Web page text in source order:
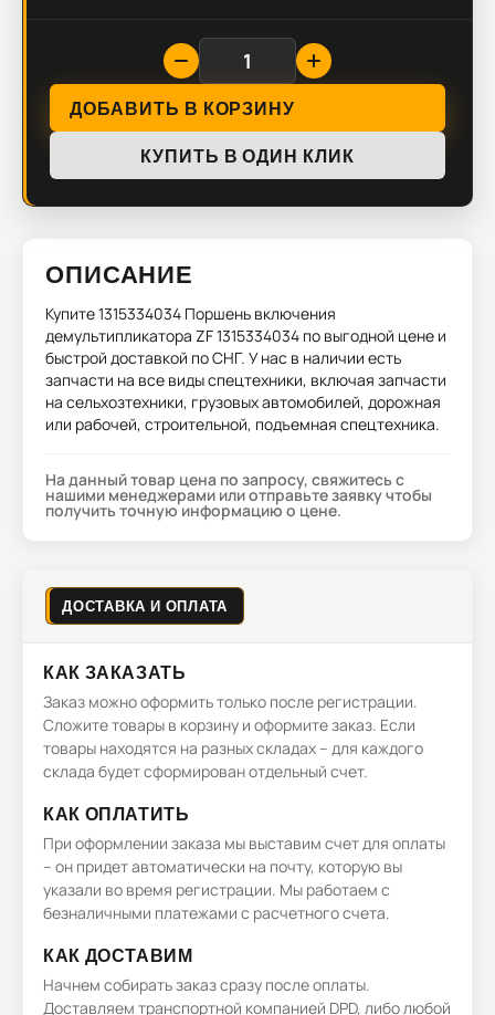
ДОБАВИТЬ В КОРЗИНУ
КУПИТЬ В ОДИН КЛИК
ОПИСАНИЕ
Купите1315334034 Поршень включения
демультипликатора ZF 1315334034 по выгодной цене и
быстрой доставкой по СНГ. У нас в наличии есть
запчасти на все виды спецтехники, включая запчасти
на сельхозтехники, грузовых автомобилей, дорожная
или рабочей, строительной, подъемная спецтехника.
На данный товар цена по запросу, свяжитесь с
нашими менеджерами или отправьте заявку чтобы
получить точную информацию о цене.
ДОСТАВКА И ОПЛАТА
КАК ЗАКАЗАТЬ
Заказ можно оформить только после регистрации.
Сложите товары в корзину и оформите заказ. Если
товары находятся на разных складах – для каждого
склада будет сформирован отдельный счет.
КАК ОПЛАТИТЬ
При оформлении заказа мы выставим счет для оплаты
– он придет автоматически на почту, которую вы
указали во время регистрации. Мы работаем с
безналичными платежами с расчетного счета.
КАК ДОСТАВИМ
Начнем собирать заказ сразу после оплаты.
Доставляем транспортной компанией DPD, либо любой